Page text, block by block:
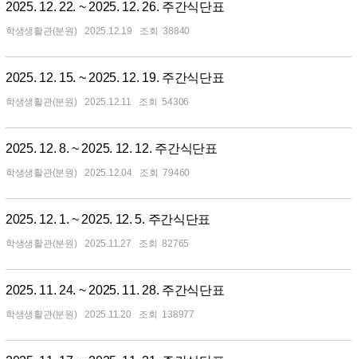
2025. 12. 22. ~ 2025. 12. 26. 주간식단표
학생생활관(분원) 2025.12.19 38840
2025. 12. 15. ~ 2025. 12. 19. 주간식단표
학생생활관(분원) 2025.12.11 54306
2025. 12. 8. ~ 2025. 12. 12. 주간식단표
학생생활관(분원) 2025.12.04 79460
2025. 12. 1. ~ 2025. 12. 5. 주간식단표
학생생활관(분원) 2025.11.27 82765
2025. 11. 24. ~ 2025. 11. 28. 주간식단표
학생생활관(분원) 2025.11.20 138977